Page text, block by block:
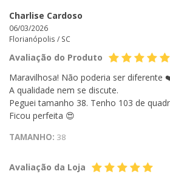
Charlise Cardoso
06/03/2026
Florianópolis / SC
Avaliação do Produto
Maravilhosa! Não poderia ser diferente
A qualidade nem se discute.
Peguei tamanho 38. Tenho 103 de
Ficou perfeita 😍
TAMANHO: 38
Avaliação da Loja